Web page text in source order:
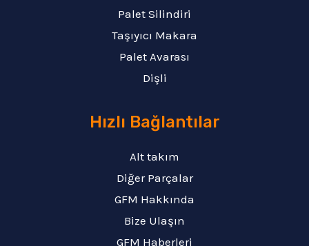
Palet Silindiri
Taşıyıcı Makara
Palet Avarası
Dişli
Hızlı Bağlantılar
Alt takım
Diğer Parçalar
GFM Hakkında
Bize Ulaşın
GFM Haberleri